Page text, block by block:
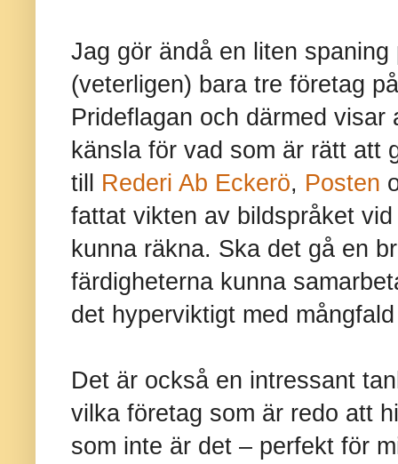
Jag gör ändå en liten
(veterligen) bara tre företag
Prideflagan och därmed
känsla för vad som är rätt att
till Rederi Ab Eckerö, Posten
fattat vikten av bildspråket
kunna räkna. Ska det gå en
färdigheterna kunna
det hyperviktigt med
Det är också en intressant
vilka företag som är redo att
som inte är det – perfekt för